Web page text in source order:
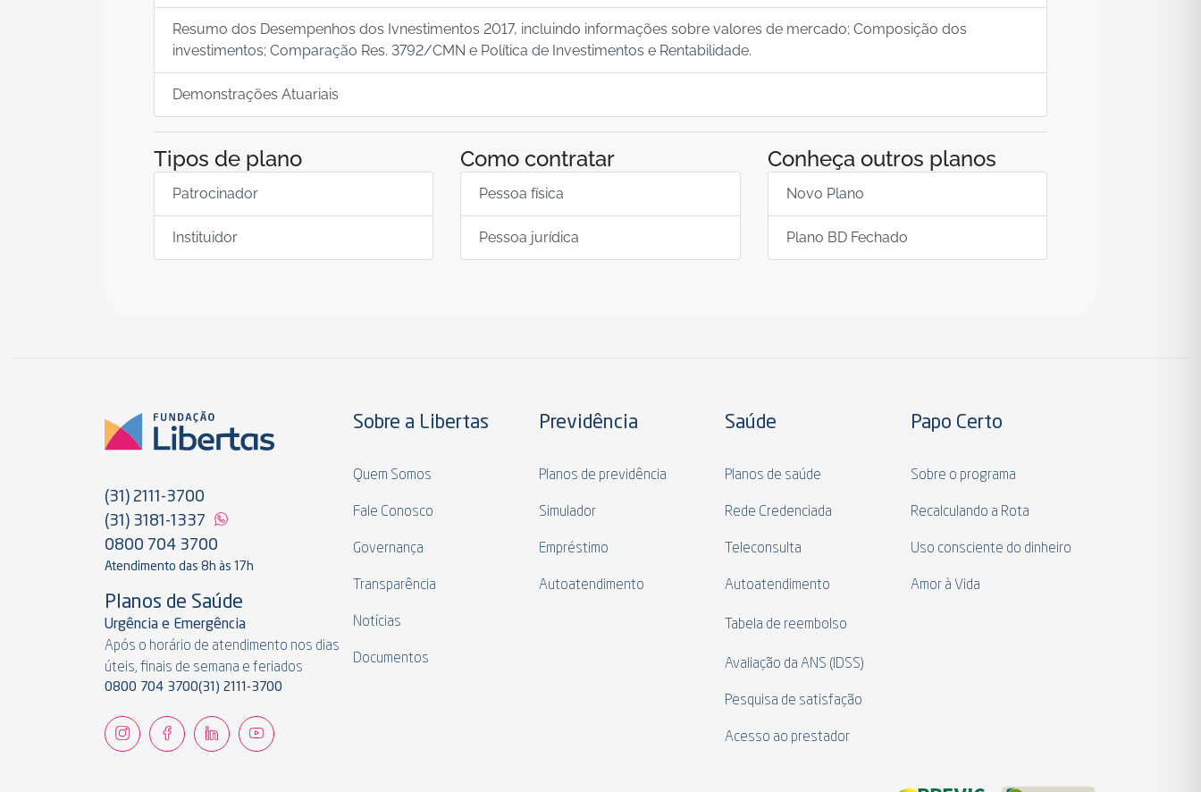
Resumo dos Desempenhos dos Ivnestimentos 2017, incluindo informações sobre valores de mercado; Composição dos
investimentos; Comparação Res. 3792/CMN e Política de Investimentos e Rentabilidade.
Demonstrações Atuariais
Tipos de plano
Patrocinador
Instituidor
Como contratar
Pessoa física
Pessoa jurídica
Conheça outros planos
Novo Plano
Plano BD Fechado
(31) 2111-3700
(31) 3181-1337
0800 704 3700
Atendimento das 8h às 17h
Planos de Saúde
Urgência e Emergência
Após o horário de atendimento nos dias
úteis, finais de semana e feriados
0800 704 3700(31) 2111-3700
Sobre a Libertas
Quem Somos
Fale Conosco
Governança
Transparência
Notícias
Documentos
Previdência
Planos de previdência
Simulador
Empréstimo
Autoatendimento
Saúde
Planos de saúde
Rede Credenciada
Teleconsulta
Autoatendimento
Tabela de reembolso
Avaliação da ANS (IDSS)
Pesquisa de satisfação
Acesso ao prestador
Papo Certo
Sobre o programa
Recalculando a Rota
Uso consciente do dinheiro
Amor à Vida